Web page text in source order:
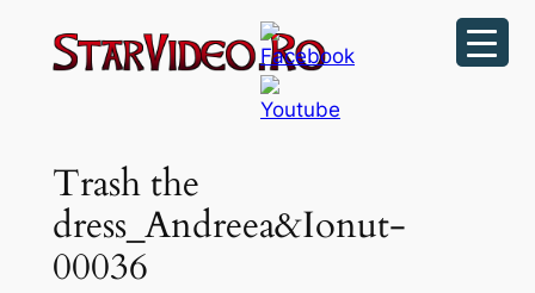
Trash the
dress_Andreea&Ionut-
00036